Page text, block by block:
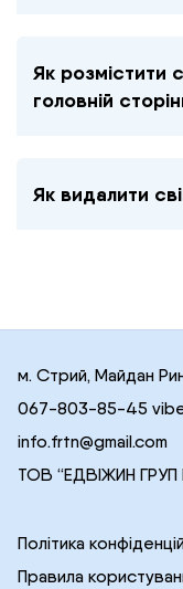
Як розмістити
головній
Як видалити
м. Стрий, Майдан
067-803-85-45
info.frtn@gmail.com
ТОВ “ЕДВІЖИН ГРУП
Політика
Правила